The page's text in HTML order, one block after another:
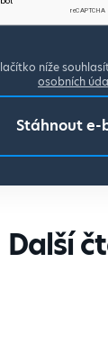
níže
osobních
Další